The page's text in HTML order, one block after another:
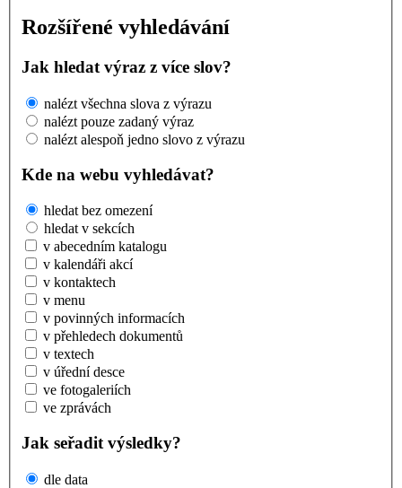
Rozšířené vyhledávání
Jak hledat výraz z více slov?
nalézt všechna slova z výrazu
nalézt pouze zadaný výraz
nalézt alespoň jedno slovo z výrazu
Kde na webu vyhledávat?
hledat bez omezení
hledat v sekcích
v abecedním katalogu
v kalendáři akcí
v kontaktech
v menu
v povinných informacích
v přehledech dokumentů
v textech
v úřední desce
ve fotogaleriích
ve zprávách
Jak seřadit výsledky?
dle data